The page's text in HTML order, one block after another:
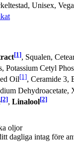
Unisex,
[1], Squalen,
Potassium Cetyl
Oil[1], Ceramide 3,
Dehydroacetate,
[2], Linalool[2]
oljor
dagliga intag före